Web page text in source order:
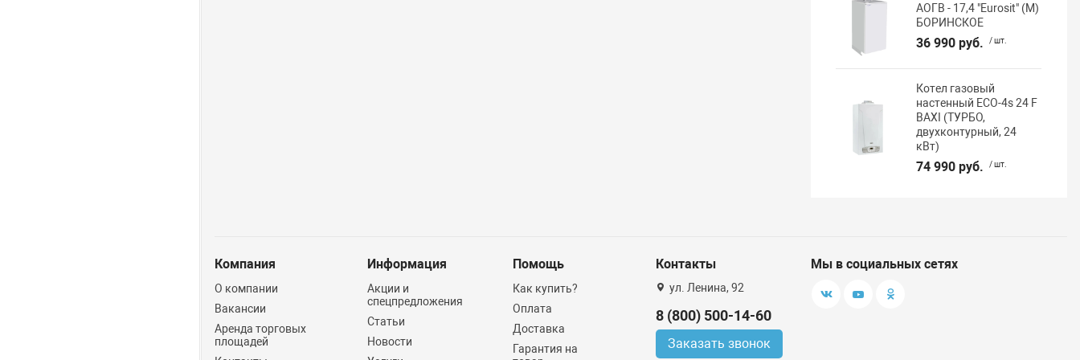
АОГВ - 17,4 "Eurosit" (М)
БОРИНСКОЕ
36 990 руб. / шт.
Котел газовый
настенный ECO-4s 24 F
BAXI (ТУРБО,
двухконтурный, 24
кВт)
74 990 руб. / шт.
Компания
О компании
Вакансии
Аренда торговых
площадей
Информация
Акции и
спецпредложения
Статьи
Новости
Помощь
Как купить?
Оплата
Доставка
Гарантия на
Контакты
ул. Ленина, 92
8 (800) 500-14-60
Заказать звонок
Мы в социальных сетях